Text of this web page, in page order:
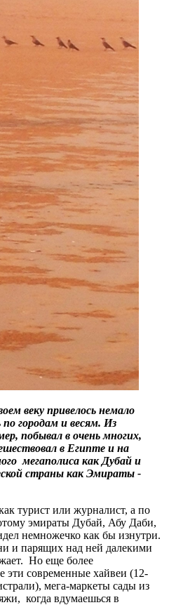
веку привелось немало
городам и весям. Из
побывал в очень многих,
в Египте и на
мегаполиса как Дубай и
страны как Эмираты -
турист или журналист, а по
эмираты Дубай, Абу Даби,
немножечко как бы изнутри.
и парящих над ней далекими
Но еще более
эти современные хайвеи (12-
мега-маркеты сады из
когда вдумаешься в